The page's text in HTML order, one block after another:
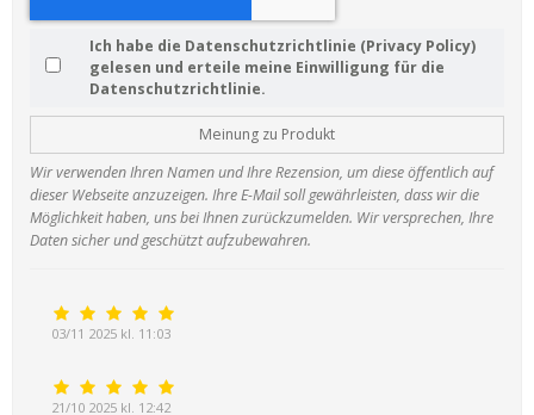
Ich habe die Datenschutzrichtlinie (Privacy Policy)
gelesen und erteile meine Einwilligung für die
Datenschutzrichtlinie.
Meinung zu Produkt
Wir verwenden Ihren Namen und Ihre Rezension, um diese öffentlich auf
dieser Webseite anzuzeigen. Ihre E-Mail soll gewährleisten, dass wir die
Möglichkeit haben, uns bei Ihnen zurückzumelden. Wir versprechen, Ihre
Daten sicher und geschützt aufzubewahren.
03/11 2025 kl. 11:03
21/10 2025 kl. 12:42